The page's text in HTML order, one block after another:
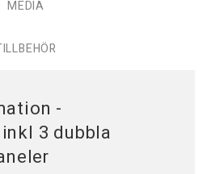
MEDIA
-
3 dubbla